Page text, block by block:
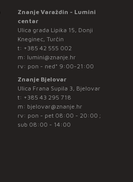
Znanje Varaždin - Lumini
centar
Ulica grada Lipika 15, Donji
Kneginec, Turčin
t: +385 42 555 002
m: lumini@znanje.hr
rv: pon - ned* 9:00-21:00
Znanje Bjelovar
Ulica Frana Supila 3, Bjelovar
t: +385 43 295 718
m: bjelovar@znanje.hr
rv: pon - pet 08:00 - 20:00 ;
sub 08:00 - 14:00